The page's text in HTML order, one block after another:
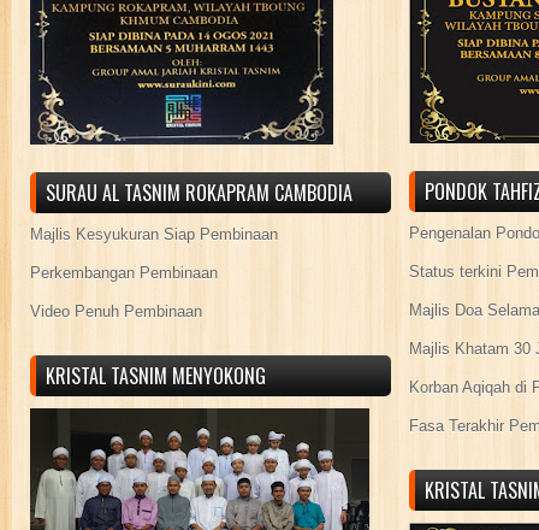
SURAU AL TASNIM ROKAPRAM CAMBODIA
Majlis Kesyukuran Siap Pembinaan
Perkembangan Pembinaan
Video Penuh Pembinaan
KRISTAL TASNIM MENYOKONG
PONDOK
Pengenalan
Status terkini
Majlis Doa
Majlis Khatam 30
Korban Aqiqah di
Fasa Terakhir
KRISTAL